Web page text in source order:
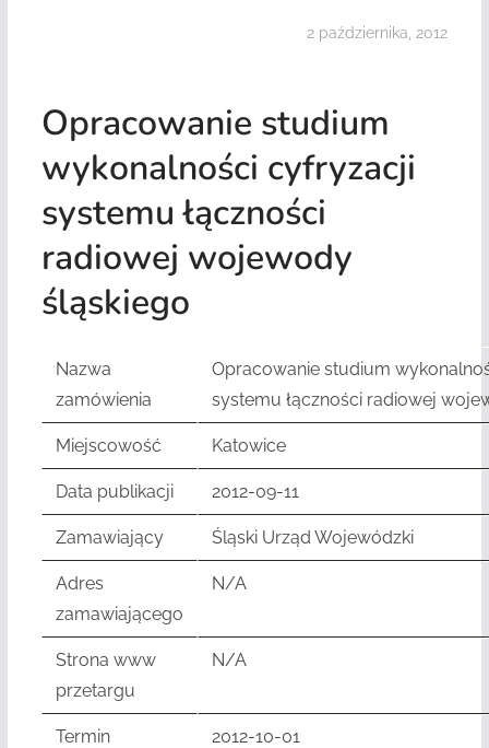
2 października, 2012
Opracowanie studium
wykonalności cyfryzacji
systemu łączności
radiowej wojewody
śląskiego
Nazwa
zamówienia
Opracowanie studium
systemu łączności radiowej
Miejscowość Katowice
Data publikacji 2012-09-11
Zamawiający Śląski Urząd Wojewódzki
Adres
zamawiającego
N/A
Strona www
przetargu
N/A
Termin
2012-10-01